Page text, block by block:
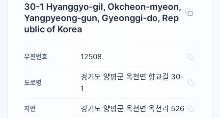
30-1 Hyanggyo-gil, Okcheon-myeon,
Yangpyeong-gun, Gyeonggi-do, Rep
ublic of Korea
우편번호 12508
도로명
경기도 양평군 옥천면 향교길 30-
1
지번 경기도 양평군 옥천면 옥천리 526